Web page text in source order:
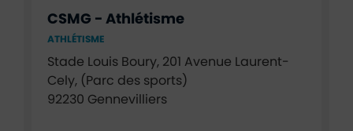
CSMG - Athlétisme
ATHLÉTISME
Stade Louis Boury, 201 Avenue Laurent-
Cely, (Parc des sports)
92230 Gennevilliers